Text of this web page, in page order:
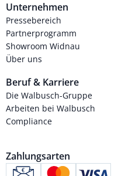
Unternehmen
Pressebereich
Partnerprogramm
Showroom Widnau
Über uns
Beruf & Karriere
Die Walbusch-Gruppe
Arbeiten bei Walbusch
Compliance
Zahlungsarten